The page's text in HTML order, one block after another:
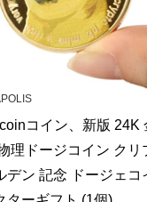
コイン、新版 24K
理ドージコイン クリ
デン 記念 ドージェコ